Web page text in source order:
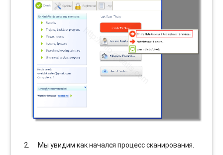
Мы увидим как начался процесс сканирования.